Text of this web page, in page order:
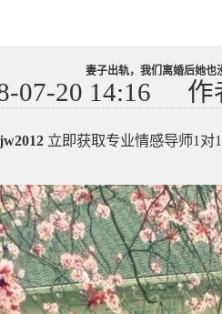
妻子出轨，我们离婚后她也
07-20 14:16 作
立即获取专业情感导师1对